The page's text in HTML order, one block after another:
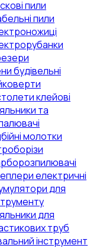
пили
пили
будівельні
клейові
та
молотки
електричні
для
для
труб
інструмент